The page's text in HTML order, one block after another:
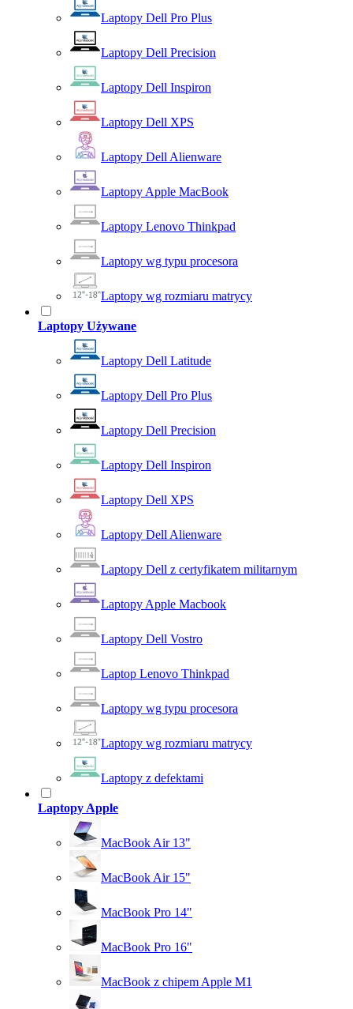
Laptopy Dell Pro Plus
Laptopy Dell Precision
Laptopy Dell Inspiron
Laptopy Dell XPS
Laptopy Dell Alienware
Laptopy Apple MacBook
Laptopy Lenovo Thinkpad
Laptopy wg typu procesora
Laptopy wg rozmiaru matrycy
Laptopy Używane
Laptopy Dell Latitude
Laptopy Dell Pro Plus
Laptopy Dell Precision
Laptopy Dell Inspiron
Laptopy Dell XPS
Laptopy Dell Alienware
Laptopy Dell z certyfikatem militarnym
Laptopy Apple Macbook
Laptopy Dell Vostro
Laptop Lenovo Thinkpad
Laptopy wg typu procesora
Laptopy wg rozmiaru matrycy
Laptopy z defektami
Laptopy Apple
MacBook Air 13"
MacBook Air 15"
MacBook Pro 14"
MacBook Pro 16"
MacBook z chipem Apple M1